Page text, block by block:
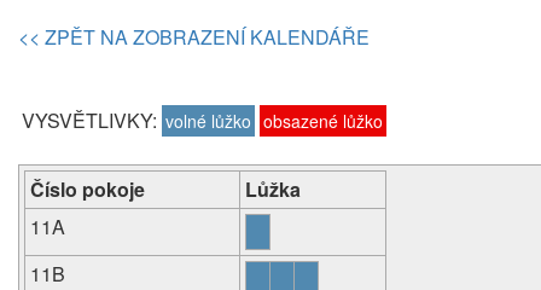
<< ZPĚT NA ZOBRAZENÍ KALENDÁŘE
VYSVĚTLIVKY: volné lůžko obsazené lůžko
Číslo pokoje
Lůžka
11A
11B